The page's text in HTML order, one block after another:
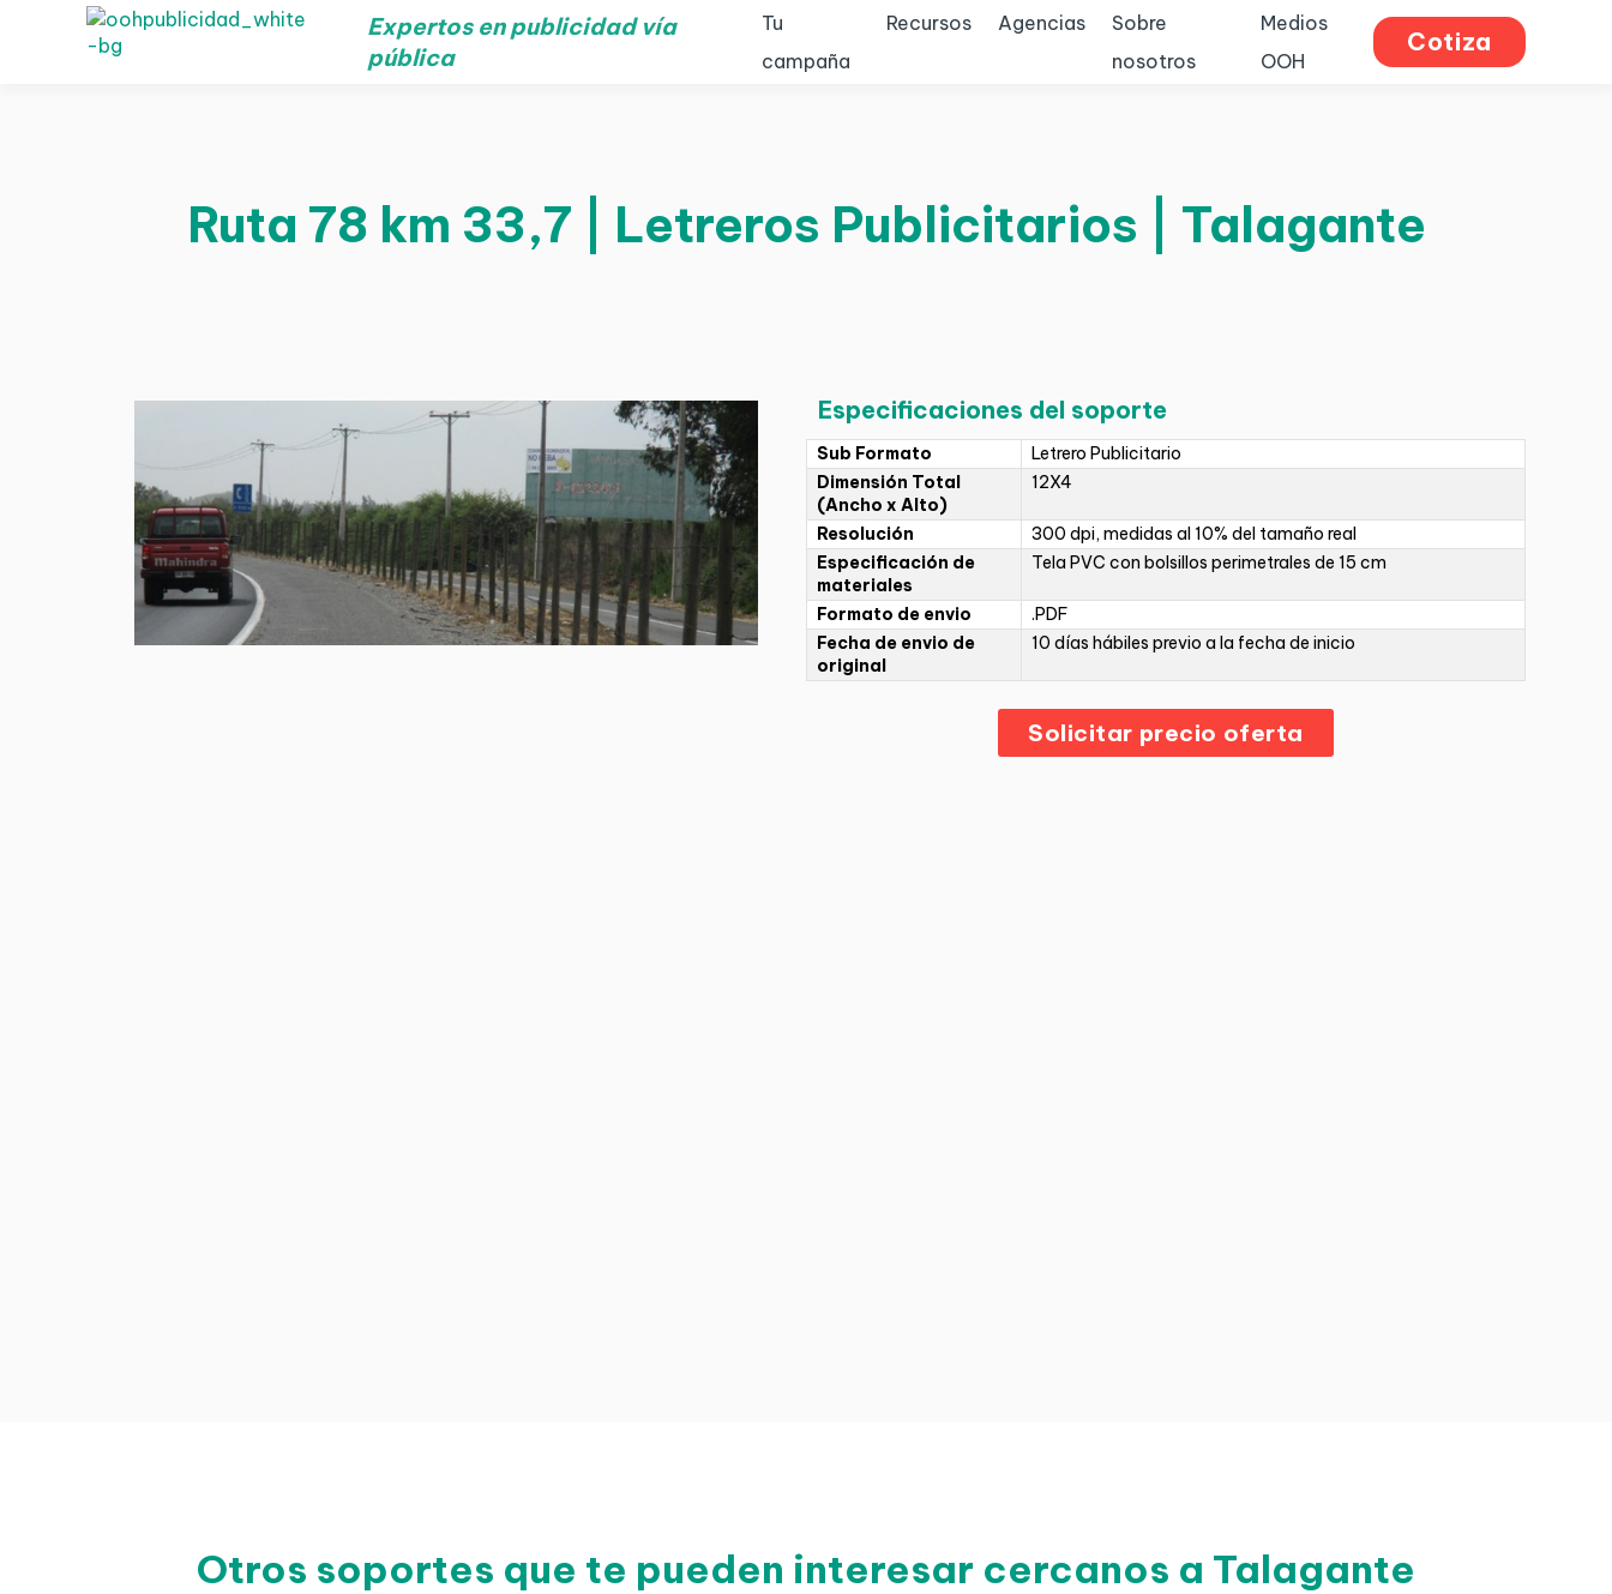
Expertos en publicidad vía
pública
Tu
campaña
Recursos Agencias
Sobre
nosotros
Medios
OOH
Cotiza
Ruta 78 km 33,7 | Letreros Publicitarios | Talagante
Especificaciones del soporte
Sub Formato
Letrero Publicitario
Dimensión Total
(Ancho x Alto)
12X4
Resolución
300 dpi, medidas al 10% del tamaño real
Especificación de
materiales
Tela PVC con bolsillos perimetrales de 15 cm
Formato de envio
.PDF
Fecha de envio de
original
10 días hábiles previo a la fecha de inicio
Solicitar precio oferta
Otros soportes que te pueden interesar cercanos a Talagante